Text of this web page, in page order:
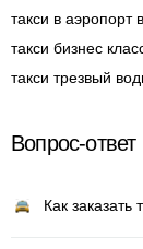
такси в аэропорт
такси бизнес
такси трезвый
Вопрос-ответ
Как